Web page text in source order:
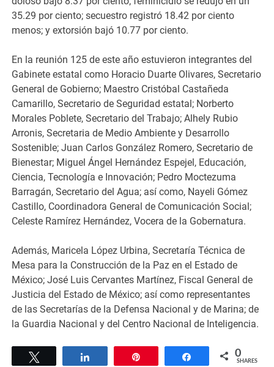
35.29 por ciento; secuestro registró 18.42 por ciento
menos; y extorsión bajó 10.77 por ciento.
En la reunión 125 de este año estuvieron integrantes del
Gabinete estatal como Horacio Duarte Olivares, Secretario
General de Gobierno; Maestro Cristóbal Castañeda
Camarillo, Secretario de Seguridad estatal; Norberto
Morales Poblete, Secretario del Trabajo; Alhely Rubio
Arronis, Secretaria de Medio Ambiente y Desarrollo
Sostenible; Juan Carlos González Romero, Secretario de
Bienestar; Miguel Ángel Hernández Espejel, Educación,
Ciencia, Tecnología e Innovación; Pedro Moctezuma
Barragán, Secretario del Agua; así como, Nayeli Gómez
Castillo, Coordinadora General de Comunicación Social;
Celeste Ramírez Hernández, Vocera de la Gobernatura.
Además, Maricela López Urbina, Secretaría Técnica de
Mesa para la Construcción de la Paz en el Estado de
México; José Luis Cervantes Martínez, Fiscal General de
Justicia del Estado de México; así como representantes
de las Secretarías de la Defensa Nacional y de Marina; de
la Guardia Nacional y del Centro Nacional de Inteligencia.
Share 0
SHARES